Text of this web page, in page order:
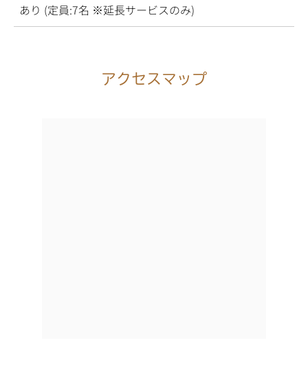
あり (定員:7名 ※延長サービスのみ)
アクセスマップ